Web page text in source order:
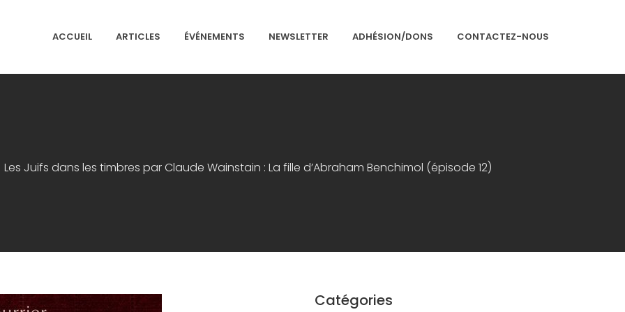
Événements
ACCUEIL ARTICLES ÉVÉNEMENTS NEWSLETTER ADHÉSION/DONS CONTACTEZ-NOUS
Les Juifs dans les timbres par Claude Wainstain : La fille d’Abraham Benchimol (épisode 12)
Catégories